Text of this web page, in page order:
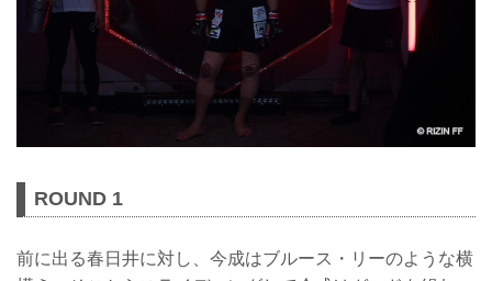
ROUND 1
前に出る春日井に対し、今成はブルース・リーのような横